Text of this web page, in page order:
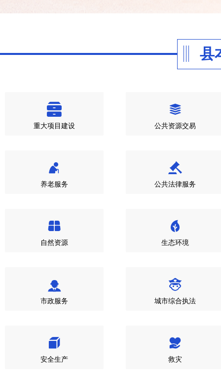
县
重大项目建设 公共资源交易
养老服务 公共法律服务
自然资源 生态环境
市政服务 城市综合执法
安全生产 救灾